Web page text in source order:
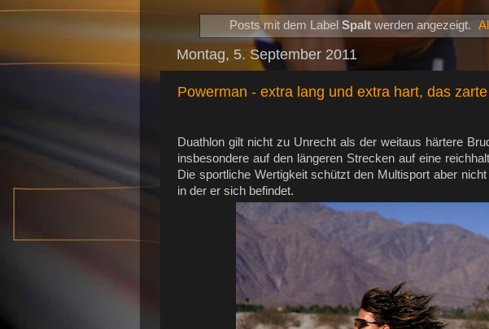
Posts mit dem Label Spaltwerden angezeigt.
Montag, 5. September 2011
Powerman - extra lang und extra hart, das
Duathlon gilt nicht zu Unrecht als der weitaus härtere
insbesondere auf den längeren Strecken auf eine
Die sportliche Wertigkeit schützt den Multisport aber
in der er sich befindet.